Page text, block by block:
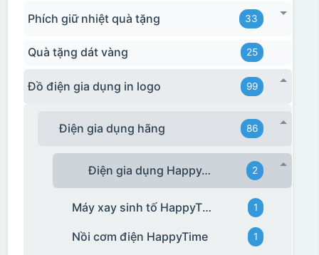
Phích giữ nhiệt quà tặng 33
Quà tặng dát vàng 25
Đồ điện gia dụng in logo 99
Điện gia dụng hãng 86
Điện gia dụng HappyTime 2
Máy xay sinh tố HappyTime 1
Nồi cơm điện HappyTime 1